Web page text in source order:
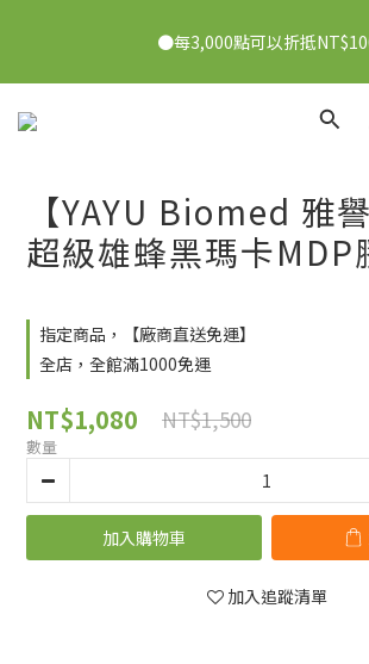
👉點我了解
●每3,000點可以折抵
●7/2-7/30下單美膚娜娜&曦之麗，滿1,000
【YAYU Biomed 雅
超級雄蜂黑瑪卡MDP
指定商品，【廠商直送免運】
全店，全館滿1000免運
NT$1,080 NT$1,500
數量
加入購物車
加入追蹤清單